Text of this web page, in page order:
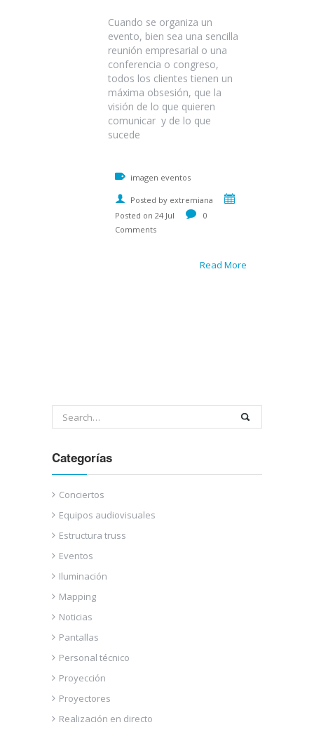
Cuando se organiza un
evento, bien sea una sencilla
reunión empresarial o una
conferencia o congreso,
todos los clientes tienen un
máxima obsesión, que la
visión de lo que quieren
comunicar y de lo que
sucede
imagen eventos
Posted by extremiana
Posted on 24 Jul
0
Comments
Read More
Categorías
Conciertos
Equipos audiovisuales
Estructura truss
Eventos
Iluminación
Mapping
Noticias
Pantallas
Personal técnico
Proyección
Proyectores
Realización en directo